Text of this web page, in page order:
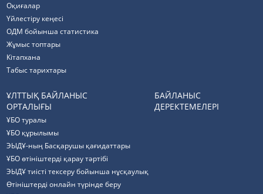
Оқиғалар
Үйлестіру кеңесі
ОДМ бойынша статистика
Жұмыс топтары
Кітапхана
Табыс тарихтары
ҰЛТТЫҚ БАЙЛАНЫС
ОРТАЛЫҒЫ
ҰБО туралы
ҰБО құрылымы
ЭЫДҰ-ның Басқарушы қағидаттары
ҰБО өтініштерді қарау тәртібі
ЭЫДҰ тиісті тексеру бойынша нұсқаулық
Өтініштерді онлайн түрінде беру
БАЙЛАНЫС
ДЕРЕКТЕМЕЛЕРІ